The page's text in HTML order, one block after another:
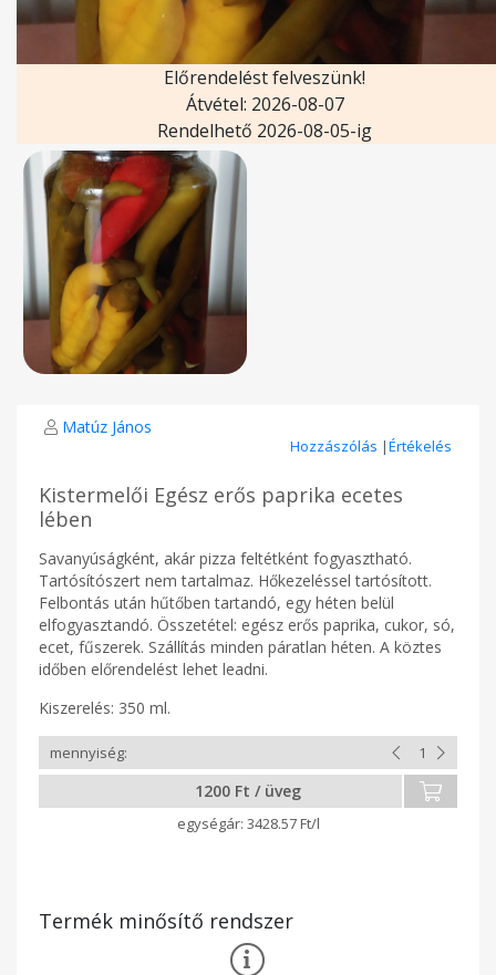
Előrendelést felveszünk!
Átvétel: 2026-08-07
Rendelhető 2026-08-05-ig
Matúz János
Hozzászólás |Értékelés
Kistermelői Egész erős paprika ecetes
lében
Savanyúságként, akár pizza feltétként fogyasztható.
Tartósítószert nem tartalmaz. Hőkezeléssel tartósított.
Felbontás után hűtőben tartandó, egy héten belül
elfogyasztandó. Összetétel: egész erős paprika, cukor, só,
ecet, fűszerek. Szállítás minden páratlan héten. A köztes
időben előrendelést lehet leadni.
Kiszerelés: 350 ml.
1200 Ft / üveg
3428.57 Ft/l
Termék minősítő rendszer